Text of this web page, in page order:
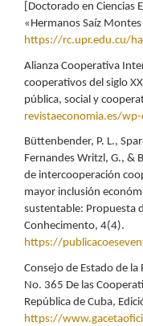
[Doctorado en Ciencias
«Hermanos Saíz
https://rc.upr.edu.cu/
Alianza Cooperativa
cooperativos del siglo
pública, social y
revistaeconomia.es/
Büttenbender, P. L.,
Fernandes Writzl, G., &
de intercooperación
mayor inclusión
sustentable: Propuesta
Conhecimento, 4(4).
https://
Consejo de Estado de
No. 365 De las
República de Cuba,
https://